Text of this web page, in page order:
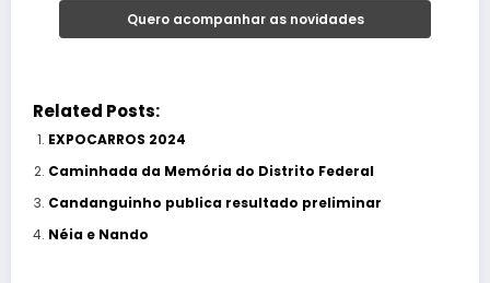
Related Posts:
EXPOCARROS 2024
Caminhada da Memória do Distrito Federal
Candanguinho publica resultado preliminar
Néia e Nando